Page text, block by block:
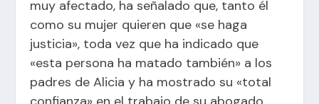
muy afectado, ha señalado que, tanto él
como su mujer quieren que «se haga
justicia», toda vez que ha indicado que
«esta persona ha matado también» a los
padres de Alicia y ha mostrado su «total